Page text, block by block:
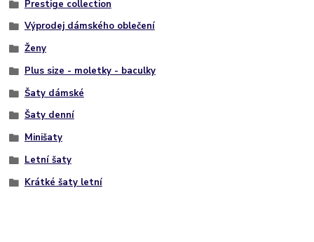
Prestige collection
Výprodej dámského oblečení
Ženy
Plus size - moletky - baculky
Šaty dámské
Šaty denní
Minišaty
Letní šaty
Krátké šaty letní